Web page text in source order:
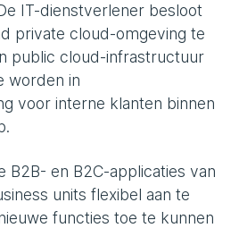
IT-dienstverlener besloot
private cloud-omgeving te
public cloud-infrastructuur
worden in
voor interne klanten binnen
B2B- en B2C-applicaties van
units flexibel aan te
functies toe te kunnen